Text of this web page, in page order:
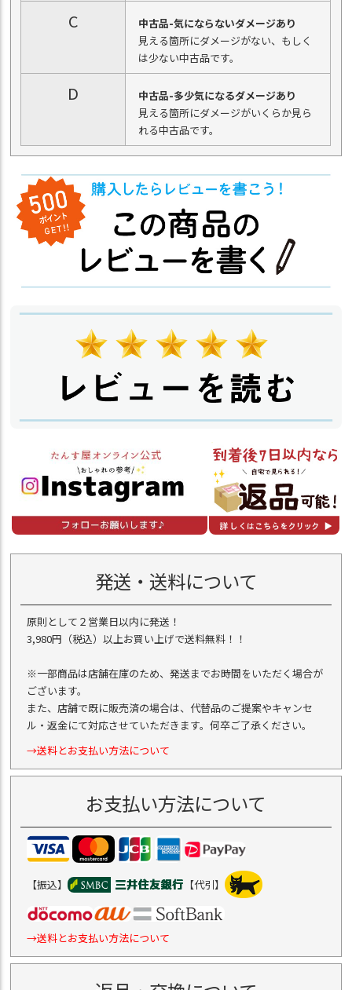
C
中古品-気にならないダメージあり
見える箇所にダメージがない、もしく
は少ない中古品です。
D
中古品-多少気になるダメージあり
見える箇所にダメージがいくらか見ら
れる中古品です。
発送・送料について
原則として２営業日以内に発送！
3,980円（税込）以上お買い上げで送料無料！！
※一部商品は店舗在庫のため、発送までお時間をいただく場合が
ございます。
また、店舗で既に販売済の場合は、代替品のご提案やキャンセ
ル・返金にて対応させていただきます。何卒ご了承ください。
→送料とお支払い方法について
お支払い方法について
【振込】 【代引】
→送料とお支払い方法について